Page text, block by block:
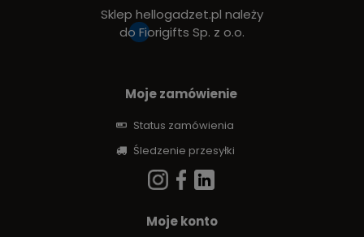
Sklep hellogadzet.pl należy
do Fiorigifts Sp. z o.o.
Moje zamówienie
Status zamówienia
Śledzenie przesyłki
Moje konto